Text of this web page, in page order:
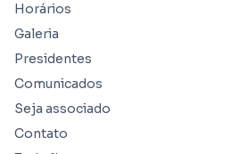
Horários
Galeria
Presidentes
Comunicados
Seja associado
Contato